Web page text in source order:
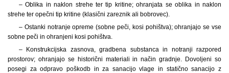
– Oblika in naklon strehe ter tip kritine; ohranjata se oblika in naklon
strehe ter opečni tip kritine (klasični zareznik ali bobrovec).
– Ostanki notranje opreme (sobne peči, kosi pohištva); ohranjajo se vse
sobne peči in ohranjeni kosi pohištva.
– Konstrukcijska zasnova, gradbena substanca in notranji razpored
prostorov; ohranjajo se historični materiali in način gradnje. Dovoljeni so
posegi za odpravo poškodb in za sanacijo vlage in statično sanacijo z